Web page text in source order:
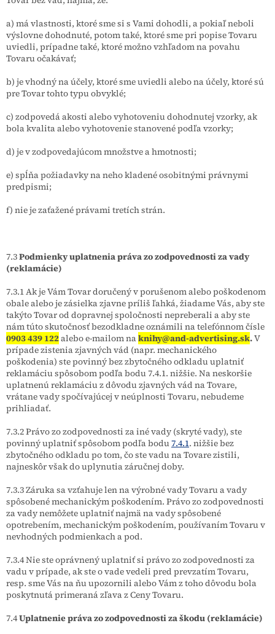
a) má vlastnosti, ktoré sme si s Vami dohodli, a pokiaľ neboli
výslovne dohodnuté, potom také, ktoré sme pri popise Tovaru
uviedli, prípadne také, ktoré možno vzhľadom na povahu
Tovaru očakávať;
b) je vhodný na účely, ktoré sme uviedli alebo na účely, ktoré sú
pre Tovar tohto typu obvyklé;
c) zodpovedá akosti alebo vyhotoveniu dohodnutej vzorky, ak
bola kvalita alebo vyhotovenie stanovené podľa vzorky;
d) je v zodpovedajúcom množstve a hmotnosti;
e) spĺňa požiadavky na neho kladené osobitnými právnymi
predpismi;
f) nie je zaťažené právami tretích strán.
7.3Podmienky uplatnenia práva zo zodpovednosti za vady
(reklamácie)
7.3.1 Ak je Vám Tovar doručený v porušenom alebo poškodenom
obale alebo je zásielka zjavne príliš ľahká, žiadame Vás, aby ste
takýto Tovar od dopravnej spoločnosti nepreberali a aby ste
nám túto skutočnosť bezodkladne oznámili na telefónnom čísle
0903 439 122alebo e-mailom naknihy@and-advertising.sk.V
prípade zistenia zjavných vád (napr. mechanického
poškodenia) ste povinný bez zbytočného odkladu uplatniť
reklamáciu spôsobom podľa bodu 7.4.1. nižšie. Na neskoršie
uplatnenú reklamáciu z dôvodu zjavných vád na Tovare,
vrátane vady spočívajúcej v neúplnosti Tovaru, nebudeme
prihliadať.
7.3.2 Právo zo zodpovednosti za iné vady (skryté vady), ste
povinný uplatniť spôsobom podľa bodu7.4.1. nižšie bez
zbytočného odkladu po tom, čo ste vadu na Tovare zistili,
najneskôr však do uplynutia záručnej doby.
7.3.3 Záruka sa vzťahuje len na výrobné vady Tovaru a vady
spôsobené mechanickým poškodením. Právo zo zodpovednosti
za vady nemôžete uplatniť najmä na vady spôsobené
opotrebením, mechanickým poškodením, používaním Tovaru v
nevhodných podmienkach a pod.
7.3.4 Nie ste oprávnený uplatniť si právo zo zodpovednosti za
vadu v prípade, ak ste o vade vedeli pred prevzatím Tovaru,
resp. sme Vás na ňu upozornili alebo Vám z toho dôvodu bola
poskytnutá primeraná zľava z Ceny Tovaru.
7.4Uplatnenie práva zo zodpovednosti za škodu (reklamácie)